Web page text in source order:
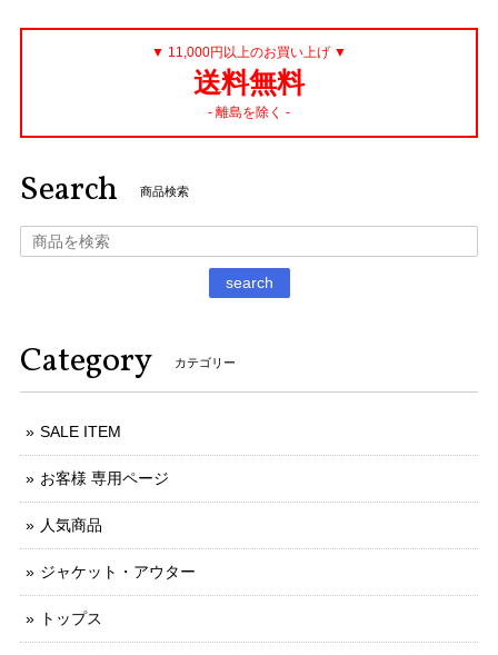
▼ 11,000円以上のお買い上げ ▼
送料無料
- 離島を除く -
Search 商品検索
search
Category カテゴリー
SALE ITEM
お客様 専用ページ
人気商品
ジャケット・アウター
トップス